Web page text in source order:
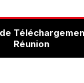
Réunion